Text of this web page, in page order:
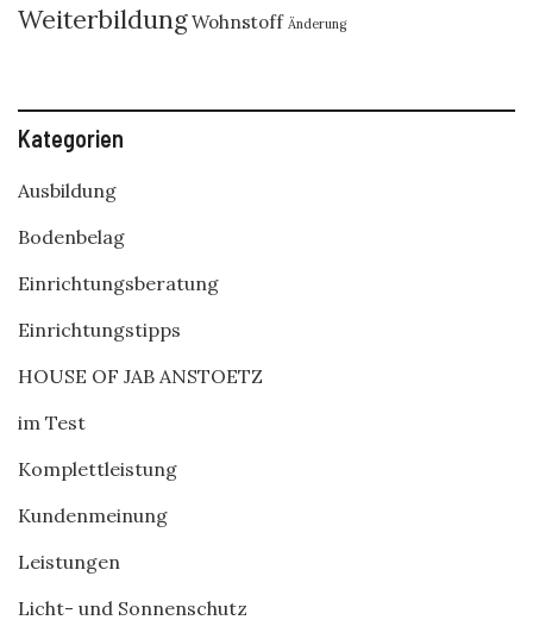
Weiterbildung Wohnstoff Änderung
Kategorien
Ausbildung
Bodenbelag
Einrichtungsberatung
Einrichtungstipps
HOUSE OF JAB ANSTOETZ
im Test
Komplettleistung
Kundenmeinung
Leistungen
Licht- und Sonnenschutz